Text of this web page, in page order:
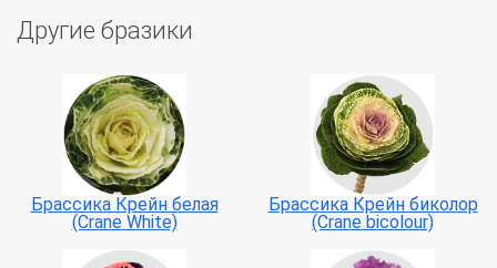
Другие бразики
Брассика Крейн белая
(Crane White)
Брассика Крейн биколор
(Crane bicolour)